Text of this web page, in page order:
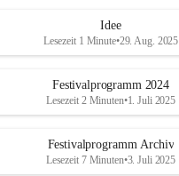
Idee
Lesezeit 1 Minute•29. Aug. 2025
Festivalprogramm 2024
Lesezeit 2 Minuten•1. Juli 2025
Festivalprogramm Archiv
Lesezeit 7 Minuten•3. Juli 2025